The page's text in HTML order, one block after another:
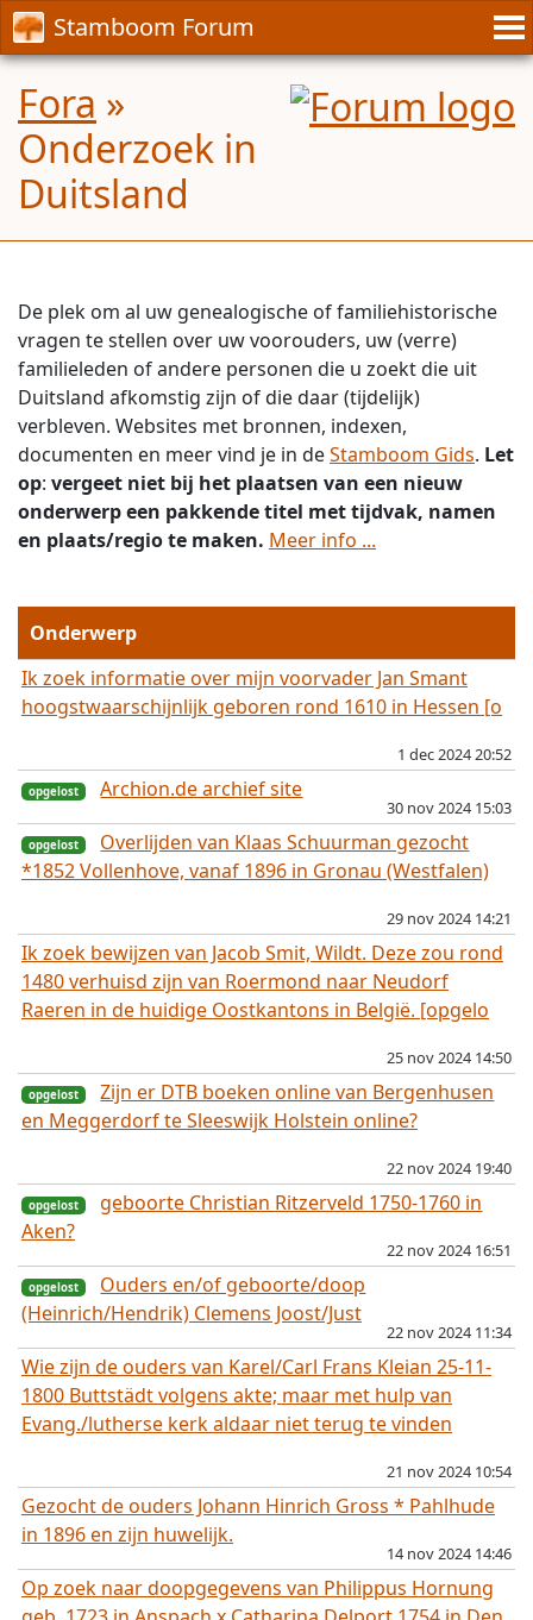
Stamboom Forum
Fora »
Onderzoek in
Duitsland
De plek om al uw genealogische of familiehistorische
vragen te stellen over uw voorouders, uw (verre)
familieleden of andere personen die u zoekt die uit
Duitsland afkomstig zijn of die daar (tijdelijk)
verbleven. Websites met bronnen, indexen,
documenten en meer vind je in deStamboom Gids. Let
op: vergeet niet bij het plaatsen van een nieuw
onderwerp een pakkende titel met tijdvak, namen
en plaats/regio te maken. Meer info ...
Onderwerp
Ik zoek informatie over mijn voorvader Jan Smant
hoogstwaarschijnlijk geboren rond 1610 in Hessen [o
1 dec 2024 20:52
opgelost
Archion.de archief site
30 nov 2024 15:03
Overlijden van Klaas Schuurman gezocht
*1852 Vollenhove, vanaf 1896 in Gronau (Westfalen)
29 nov 2024 14:21
Ik zoek bewijzen van Jacob Smit, Wildt. Deze zou rond
1480 verhuisd zijn van Roermond naar Neudorf
Raeren in de huidige Oostkantons in België. [opgelo
25 nov 2024 14:50
opgelost
Zijn er DTB boeken online van Bergenhusen
en Meggerdorf te Sleeswijk Holstein online?
22 nov 2024 19:40
opgelost
geboorte Christian Ritzerveld 1750-1760 in
Aken?
22 nov 2024 16:51
opgelost
Ouders en/of geboorte/doop
(Heinrich/Hendrik) Clemens Joost/Just
22 nov 2024 11:34
Wie zijn de ouders van Karel/Carl Frans Kleian 25-11-
1800 Buttstädt volgens akte; maar met hulp van
Evang./lutherse kerk aldaar niet terug te vinden
21 nov 2024 10:54
Gezocht de ouders Johann Hinrich Gross * Pahlhude
in 1896 en zijn huwelijk.
14 nov 2024 14:46
Op zoek naar doopgegevens van Philippus Hornung